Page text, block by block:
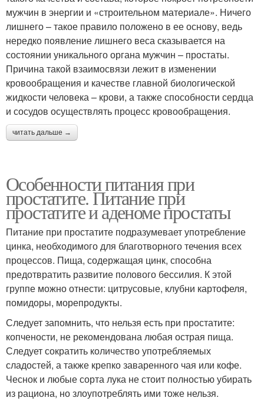
мужчин в энергии и «строительном материале». Ничего
лишнего – такое правило положено в ее основу, ведь
нередко появление лишнего веса сказывается на
состоянии уникального органа мужчин – простаты.
Причина такой взаимосвязи лежит в изменении
кровообращения и качестве главной биологической
жидкости человека – крови, а также способности сердца
и сосудов осуществлять процесс кровообращения.
читать дальше →
Особенности питания при
простатите. Питание при
простатите и аденоме простаты
Питание при простатите подразумевает употребление
цинка, необходимого для благотворного течения всех
процессов. Пища, содержащая цинк, способна
предотвратить развитие полового бессилия. К этой
группе можно отнести: цитрусовые, клубни картофеля,
помидоры, морепродукты.
Следует запомнить, что нельзя есть при простатите:
копчености, не рекомендована любая острая пища.
Следует сократить количество употребляемых
сладостей, а также крепко заваренного чая или кофе.
Чеснок и любые сорта лука не стоит полностью убирать
из рациона, но злоупотреблять ими тоже нельзя.